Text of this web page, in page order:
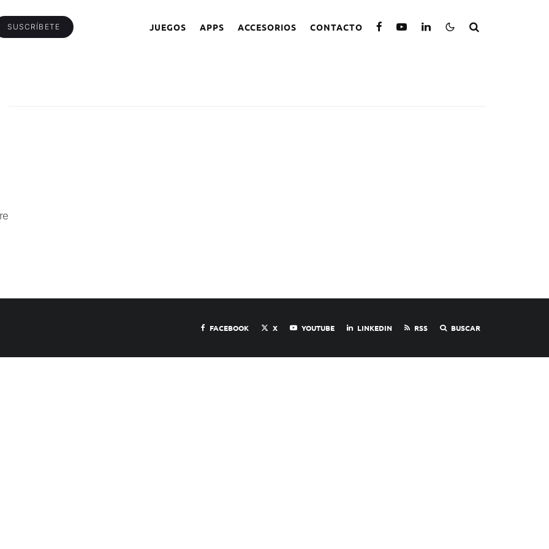
SUSCRÍBETE JUEGOS APPS ACCESORIOS CONTACTO
FACEBOOK X YOUTUBE LINKEDIN RSS BUSCAR